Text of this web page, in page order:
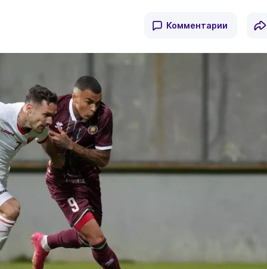
Комментарии